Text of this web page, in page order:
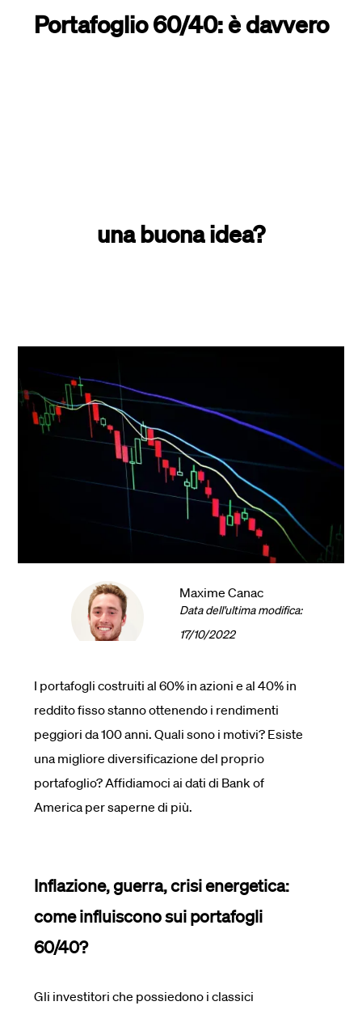
Portafoglio 60/40: è davvero
una buona idea?
Maxime Canac
Data dell'ultima modifica:
17/10/2022
I portafogli costruiti al 60% in azioni e al 40% in
reddito fisso stanno ottenendo i rendimenti
peggiori da 100 anni. Quali sono i motivi? Esiste
una migliore diversificazione del proprio
portafoglio? Affidiamoci ai dati di Bank of
America per saperne di più.
Inflazione, guerra, crisi energetica:
come influiscono sui portafogli
60/40?
Gli investitori che possiedono i classici